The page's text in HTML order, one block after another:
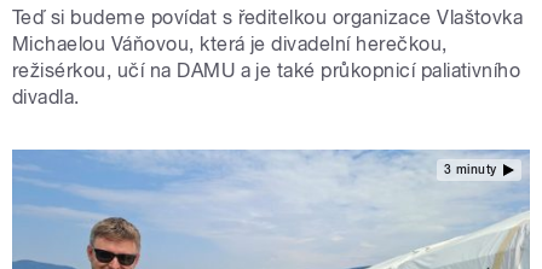
Teď si budeme povídat s ředitelkou organizace Vlaštovka
Michaelou Váňovou, která je divadelní herečkou,
režisérkou, učí na DAMU a je také průkopnicí paliativního
divadla.
3 minuty